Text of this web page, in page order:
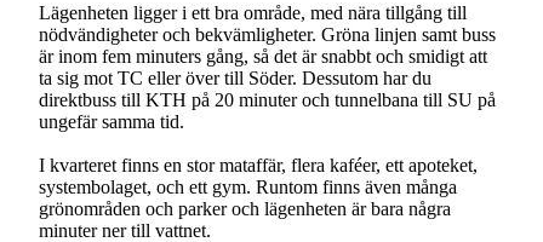
Lägenheten ligger i ett bra område, med nära tillgång till
nödvändigheter och bekvämligheter. Gröna linjen samt buss
är inom fem minuters gång, så det är snabbt och smidigt att
ta sig mot TC eller över till Söder. Dessutom har du
direktbuss till KTH på 20 minuter och tunnelbana till SU på
ungefär samma tid.
I kvarteret finns en stor mataffär, flera kaféer, ett apoteket,
systembolaget, och ett gym. Runtom finns även många
grönområden och parker och lägenheten är bara några
minuter ner till vattnet.